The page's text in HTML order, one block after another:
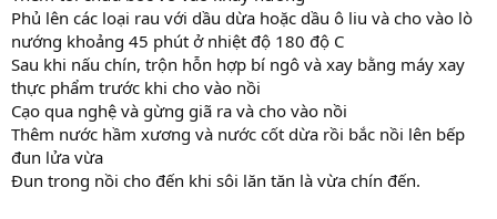
Phủ lên các loại rau với dầu dừa hoặc dầu ô liu và cho vào lò
nướng khoảng 45 phút ở nhiệt độ 180 độ C
Sau khi nấu chín, trộn hỗn hợp bí ngô và xay bằng máy xay
thực phẩm trước khi cho vào nồi
Cạo qua nghệ và gừng giã ra và cho vào nồi
Thêm nước hầm xương và nước cốt dừa rồi bắc nồi lên bếp
đun lửa vừa
Đun trong nồi cho đến khi sôi lăn tăn là vừa chín đến.